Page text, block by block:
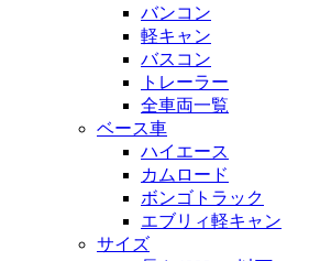
バンコン
軽キャン
バスコン
トレーラー
全車両一覧
ベース車
ハイエース
カムロード
ボンゴトラック
エブリィ軽キャン
サイズ